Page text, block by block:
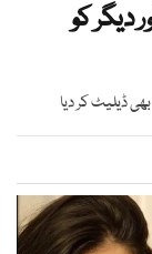
دیگر کو
ڈیلیٹ کر دیا